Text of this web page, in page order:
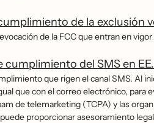
de la exclusión
de la FCC que entran en
del SMS en
que rigen el canal SMS. Al
que con el correo electrónico,
de telemarketing (TCPA) y las
proporcionar asesoramiento